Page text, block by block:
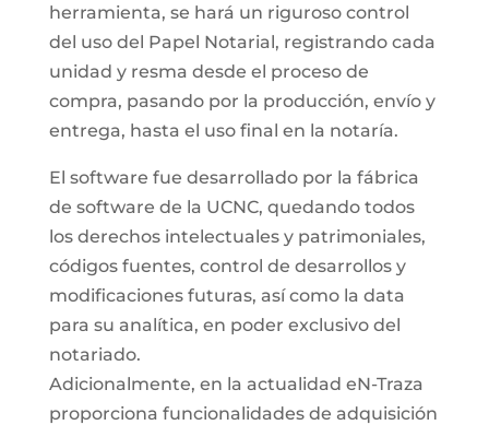
herramienta, se hará un riguroso control
del uso del Papel Notarial, registrando cada
unidad y resma desde el proceso de
compra, pasando por la producción, envío y
entrega, hasta el uso final en la notaría.
El software fue desarrollado por la fábrica
de software de la UCNC, quedando todos
los derechos intelectuales y patrimoniales,
códigos fuentes, control de desarrollos y
modificaciones futuras, así como la data
para su analítica, en poder exclusivo del
notariado.
Adicionalmente, en la actualidad eN-Traza
proporciona funcionalidades de adquisición